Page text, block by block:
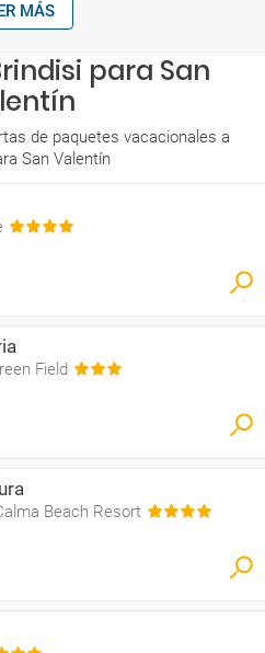
MÁS
para San
de paquetes vacacionales a
San Valentín
Field
Beach Resort